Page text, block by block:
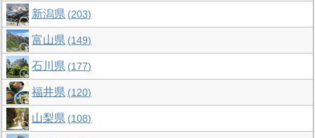
新潟県 203
富山県 149
石川県 177
福井県 120
山梨県 108